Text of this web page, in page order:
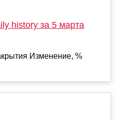
history за 5 марта
Изменение, %